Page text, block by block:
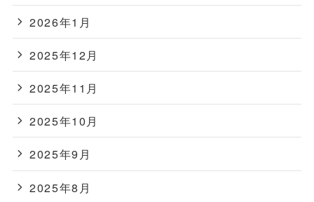
2026年1月
2025年12月
2025年11月
2025年10月
2025年9月
2025年8月